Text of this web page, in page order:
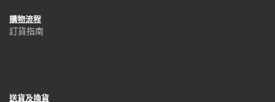
購物流程
訂貨指南
送貨及換貨